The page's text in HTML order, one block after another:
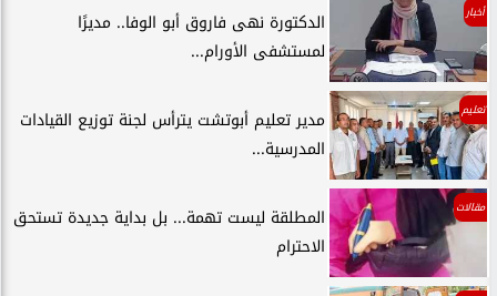
أخبار
الدكتورة نهى فاروق أبو الوفا.. مديرًا
لمستشفى الأورام...
تعليم
مدير تعليم أبوتشت يترأس لجنة توزيع القيادات
المدرسية...
مقالات
المطلقة ليست تهمة... بل بداية جديدة تستحق
الاحترام